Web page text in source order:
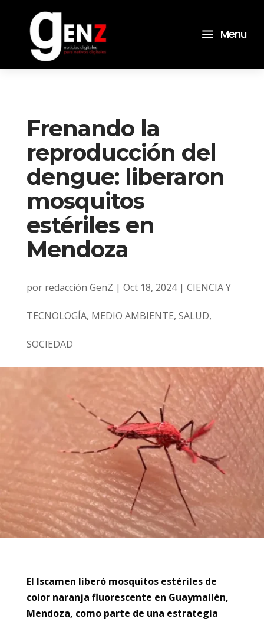
a Menu
Frenando la
reproducción del
dengue: liberaron
mosquitos
estériles en
Mendoza
por redacción GenZ | Oct 18, 2024| CIENCIA Y
TECNOLOGÍA, MEDIO AMBIENTE, SALUD,
SOCIEDAD
El Iscamen liberó mosquitos estériles de
color naranja fluorescente en Guaymallén,
Mendoza, como parte de una estrategia